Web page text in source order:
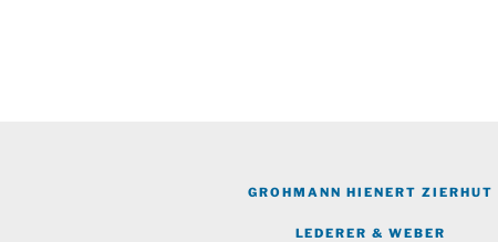
GROHMANN HIENERT ZIERHUT
LEDERER & WEBER